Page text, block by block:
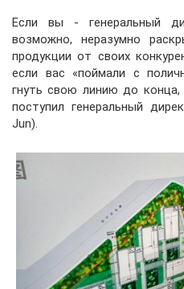
Если вы - генеральный
возможно, неразумно
продукции от своих
если вас «поймали с
гнуть свою линию до
поступил генеральный
Jun).